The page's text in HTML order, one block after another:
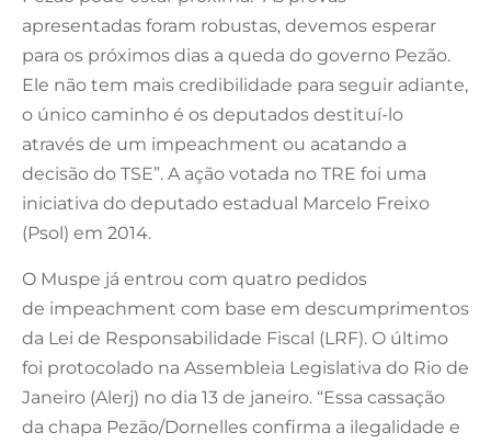
apresentadas foram robustas, devemos esperar
para os próximos dias a queda do governo Pezão.
Ele não tem mais credibilidade para seguir adiante,
o único caminho é os deputados destituí-lo
através de um impeachment ou acatando a
decisão do TSE”. A ação votada no TRE foi uma
iniciativa do deputado estadual Marcelo Freixo
(Psol) em 2014.
O Muspe já entrou com quatro pedidos
de impeachment com base em descumprimentos
da Lei de Responsabilidade Fiscal (LRF). O último
foi protocolado na Assembleia Legislativa do Rio de
Janeiro (Alerj) no dia 13 de janeiro. “Essa cassação
da chapa Pezão/Dornelles confirma a ilegalidade e